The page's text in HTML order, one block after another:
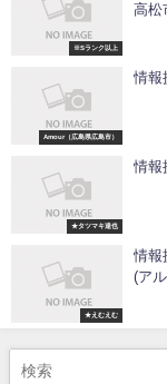
※Sランク以上
高松
Amour（広島県広島市）
情報
★タツマキ達也
情報
★えむえむ
情報
(ア